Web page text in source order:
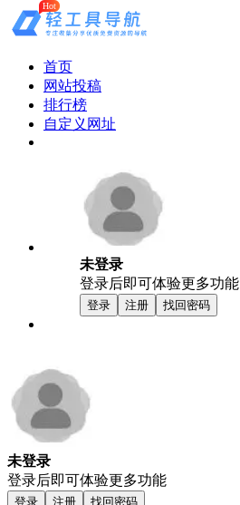
首页
网站投稿
排行榜
Hot
自定义网址
未登录
登录后即可体验更多功能
登录 注册 找回密码
未登录
登录后即可体验更多功能
登录 注册 找回密码